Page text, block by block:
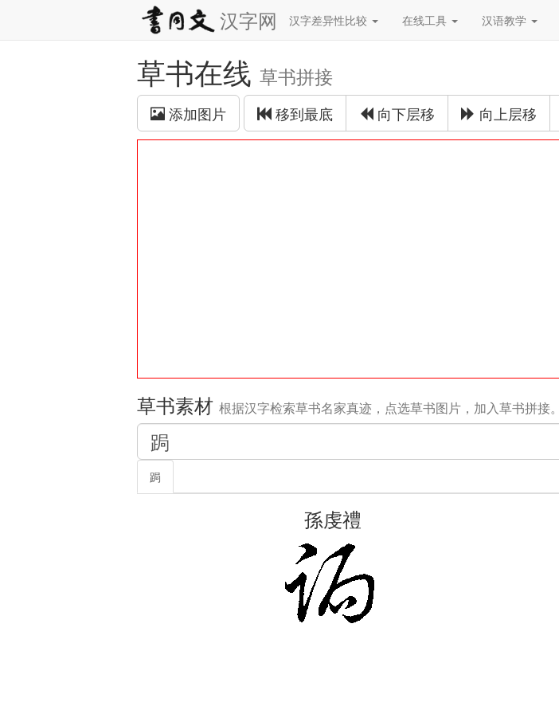
汉字网 汉字差异性比较 在线工具 汉语教学
草书在线 草书拼接
添加图片 移到最底 向下层移 向上层移
草书素材 根据汉字检索草书名家真迹，点选草书图片，加入草书拼接。
跼
孫虔禮